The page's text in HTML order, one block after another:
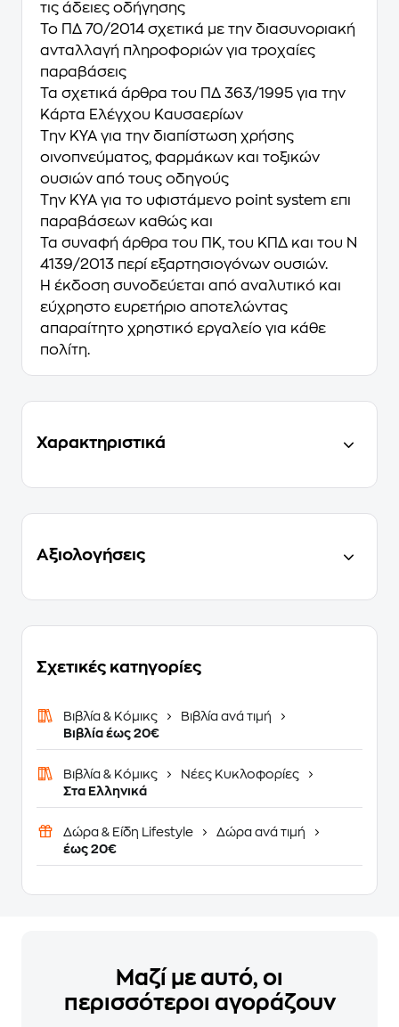
τις άδειες οδήγησης
Το ΠΔ 70/2014 σχετικά με την διασυνοριακή
ανταλλαγή πληροφοριών για τροχαίες
παραβάσεις
Τα σχετικά άρθρα του ΠΔ 363/1995 για την
Κάρτα Ελέγχου Καυσαερίων
Την ΚΥΑ για την διαπίστωση χρήσης
οινοπνεύματος, φαρμάκων και τοξικών
ουσιών από τους οδηγούς
Την ΚΥΑ για το υφιστάμενο point system επι
παραβάσεων καθώς και
Τα συναφή άρθρα του ΠΚ, του ΚΠΔ και του Ν
4139/2013 περί εξαρτησιογόνων ουσιών.
Η έκδοση συνοδεύεται από αναλυτικό και
εύχρηστο ευρετήριο αποτελώντας
απαραίτητο χρηστικό εργαλείο για κάθε
πολίτη.
Χαρακτηριστικά
Αξιολογήσεις
Σχετικές κατηγορίες
Βιβλία & Κόμικς
Βιβλία ανά τιμή
Βιβλία έως 20€
Βιβλία & Κόμικς
Νέες Κυκλοφορίες
Στα Ελληνικά
Δώρα & Είδη Lifestyle
Δώρα ανά τιμή
έως 20€
Μαζί με αυτό, οι
περισσότεροι αγοράζουν